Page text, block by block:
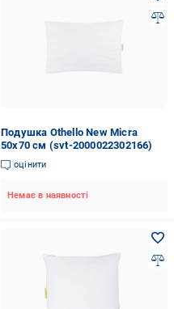
Подушка Othello New Micra
50х70 см (svt-2000022302166)
оцінити
Немає в наявності